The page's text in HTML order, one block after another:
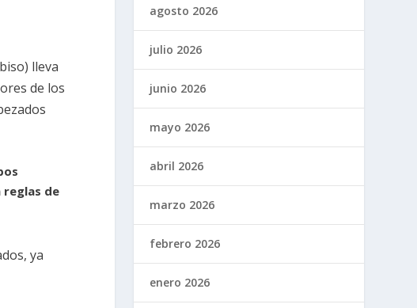
lleva
de los
reglas de
ya
agosto 2026
julio 2026
junio 2026
mayo 2026
abril 2026
marzo 2026
febrero 2026
enero 2026